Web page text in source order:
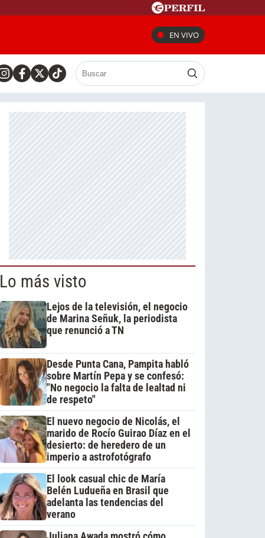
EN VIVO
Lo más visto
Lejos de la televisión, el negocio
de Marina Señuk, la periodista
que renunció a TN
Desde Punta Cana, Pampita habló
sobre Martín Pepa y se confesó:
"No negocio la falta de lealtad ni
de respeto"
El nuevo negocio de Nicolás, el
marido de Rocío Guirao Díaz en el
desierto: de heredero de un
imperio a astrofotógrafo
El look casual chic de María
Belén Ludueña en Brasil que
adelanta las tendencias del
verano